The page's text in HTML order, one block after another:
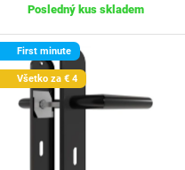
Posledný kus skladem
First minute
Všetko za € 4